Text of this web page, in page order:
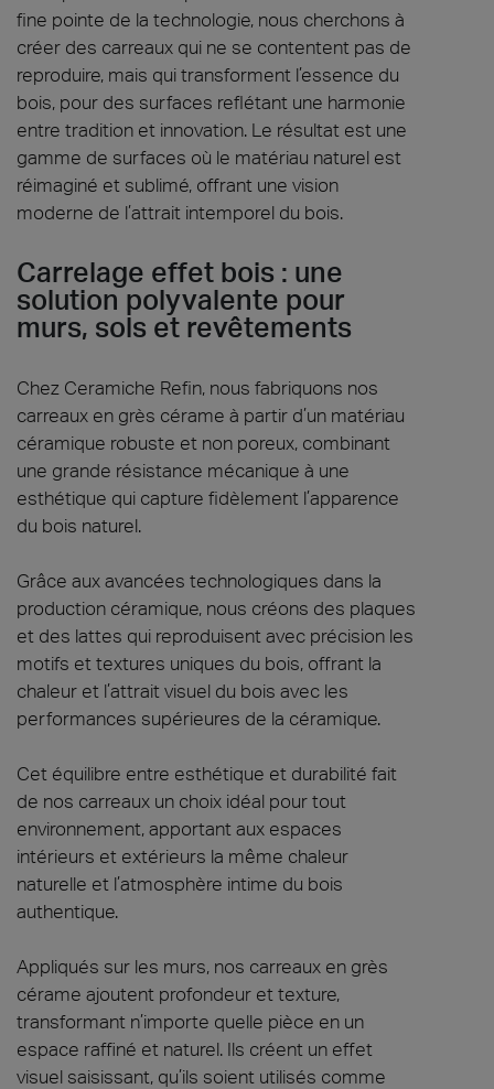
fine pointe de la technologie, nous cherchons à
créer des carreaux qui ne se contentent pas de
reproduire, mais qui transforment l’essence du
bois, pour des surfaces reflétant une harmonie
entre tradition et innovation. Le résultat est une
gamme de surfaces où le matériau naturel est
réimaginé et sublimé, offrant une vision
moderne de l’attrait intemporel du bois.
Carrelage effet bois : une
solution polyvalente pour
murs, sols et revêtements
Chez Ceramiche Refin, nous fabriquons nos
carreaux en grès cérame à partir d’un matériau
céramique robuste et non poreux, combinant
une grande résistance mécanique à une
esthétique qui capture fidèlement l’apparence
du bois naturel.
Grâce aux avancées technologiques dans la
production céramique, nous créons des plaques
et des lattes qui reproduisent avec précision les
motifs et textures uniques du bois, offrant la
chaleur et l’attrait visuel du bois avec les
performances supérieures de la céramique.
Cet équilibre entre esthétique et durabilité fait
de nos carreaux un choix idéal pour tout
environnement, apportant aux espaces
intérieurs et extérieurs la même chaleur
naturelle et l’atmosphère intime du bois
authentique.
Appliqués sur les murs, nos carreaux en grès
cérame ajoutent profondeur et texture,
transformant n’importe quelle pièce en un
espace raffiné et naturel. Ils créent un effet
visuel saisissant, qu’ils soient utilisés comme